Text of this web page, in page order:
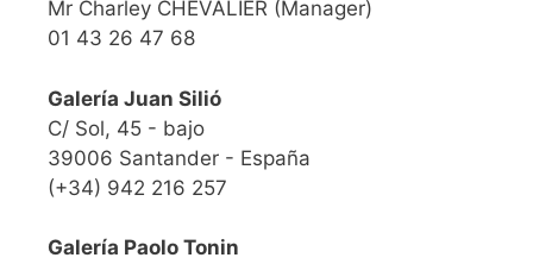
Mr Charley CHEVALIER (Manager)
01 43 26 47 68
Galería Juan Silió
C/ Sol, 45 - bajo
39006 Santander - España
(+34) 942 216 257
Galería Paolo Tonin